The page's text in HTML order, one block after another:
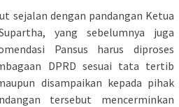
sejalan dengan pandangan Ketua
yang sebelumnya juga
Pansus harus diproses
DPRD sesuai tata tertib
disampaikan kepada pihak
tersebut mencerminkan